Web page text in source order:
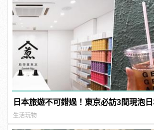
日本旅遊不可錯過！東京必訪3間現泡
生活玩物